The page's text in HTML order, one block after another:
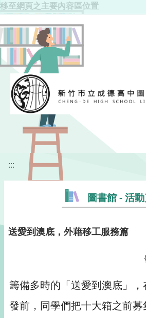
移至網頁之主要內容區位置
:::
圖書館 - 活
送愛到澳底，外藉移工服務篇
籌備多時的「送愛到澳底」，
發前，同學們把十大箱之前